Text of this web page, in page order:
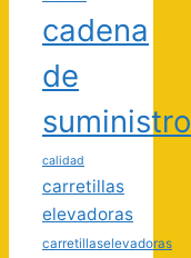
cadena
de
suministro
calidad
carretillas
elevadoras
carretillaselevadoras